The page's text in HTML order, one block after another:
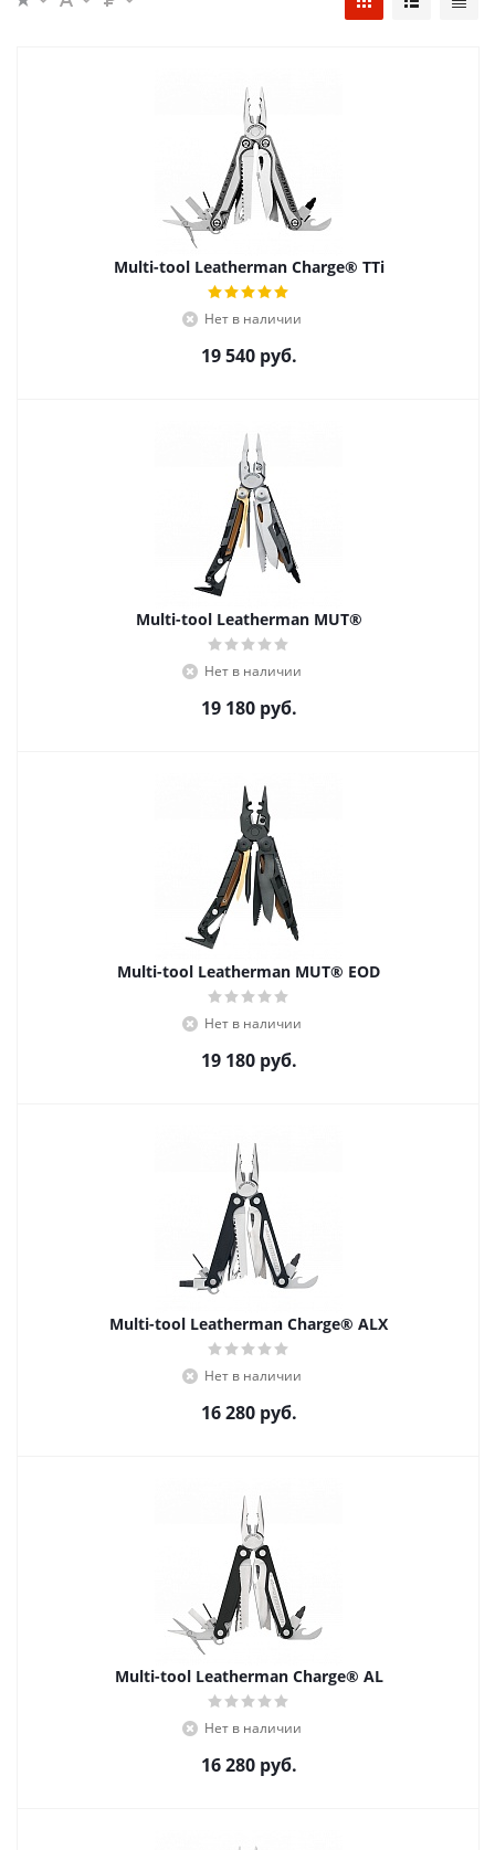
Multi-tool Leatherman Charge® TTi
Нет в наличии
19 540руб.
Multi-tool Leatherman MUT®
Нет в наличии
19 180руб.
Multi-tool Leatherman MUT® EOD
Нет в наличии
19 180руб.
Multi-tool Leatherman Charge® ALX
Нет в наличии
16 280руб.
Multi-tool Leatherman Charge® AL
Нет в наличии
16 280руб.